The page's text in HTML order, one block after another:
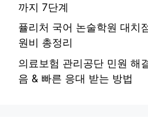
까지 7단계
퓰리처 국어 논술학원 대치
원비 총정리
의료보험 관리공단 민원 해
음 & 빠른 응대 받는 방법